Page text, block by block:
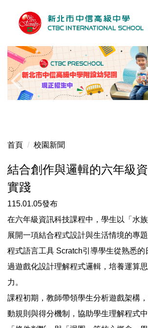
內
容
區
首頁 校園新聞
結合創作與邏輯的六年級
實踐
115.01.05發布
在六年級資訊科技課程中，學生以「水
展開一項結合程式設計與生活情境的專
程式語言工具 Scratch引導學生從熟悉的
過遊戲化設計理解程式邏輯，培養運算
力。
課程初期，教師帶領學生分析遊戲架構
動規則與得分機制，協助學生理解程式中